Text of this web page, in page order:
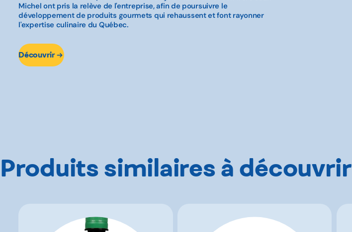
Michel ont pris la relève de l'entreprise, afin de poursuivre le
développement de produits gourmets qui rehaussent et font rayonner
l'expertise culinaire du Québec.
Découvrir
Produits similaires à découvrir